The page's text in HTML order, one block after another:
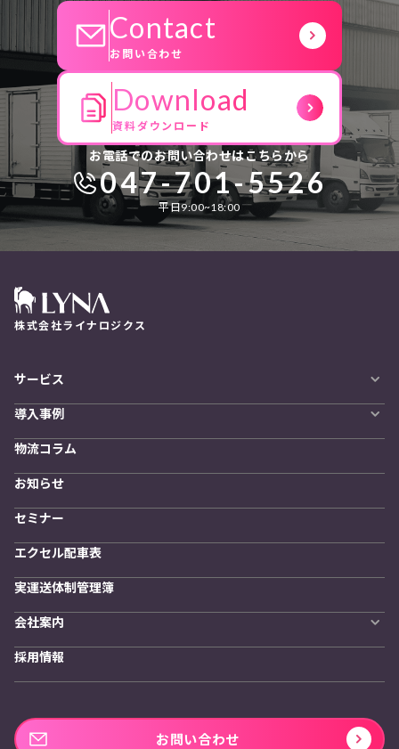
Contact
お問い合わせ
Download
資料ダウンロード
お電話でのお問い合わせはこちらから
047-701-5526
平日9:00~18:00
株式会社ライナロジクス
サービス
LYNA DXプラットフォーム
発着管理オプション
訪問計画
物流拠点最適化
開発者向けサービス
導入事例
導入をご検討の方へ
物流コラム
お知らせ
セミナー
エクセル配車表
実運送体制管理簿
会社案内
私たちの想い
採用情報
お問い合わせ